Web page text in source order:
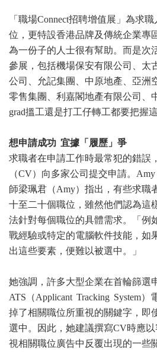
「職場Connect招聘增值展」為求
位，更特設香港品牌及傳統企業專
為一份子的人士很有幫助。而是次
參展，包括機場保安有限公司、太
公司、允記集團、中原地產、亞洲
零售集團、利嘉閣地產有限公司、
grad搵工還是打工仔轉工都要把握
想申請成功 宜據「履歷」爭
求職者在申請工作時最常犯的錯誤
（CV）向多家公司提交申請。
師梁珮君（Amy）指出，有些求職
十至二十個職位，雖然他們認為這
法針對每個職位的具體需求。「例
戰經驗或特定的電腦軟件技能，如
出這些要素，便難以被選中。」
她強調，許多大型企業在首輪篩選
ATS（Applicant Tracking System
掉了相關職位所重視的關鍵字，即
選中。因此，她建議撰寫CV時應
視相關職位廣告中反覆出現的一些